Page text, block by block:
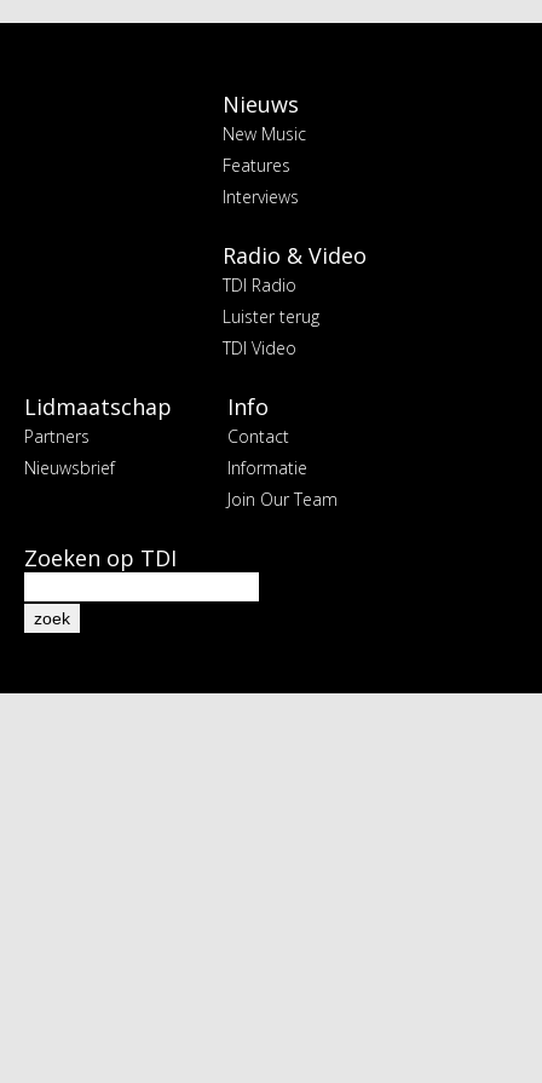
Nieuws
New Music
Features
Interviews
Radio & Video
TDI Radio
Luister terug
TDI Video
Lidmaatschap
Partners
Nieuwsbrief
Info
Contact
Informatie
Join Our Team
Zoeken op TDI